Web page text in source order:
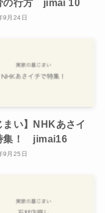
の行方 jimai 10
9月24日
まい】NHKあさイ
集！ jimai16
9月25日